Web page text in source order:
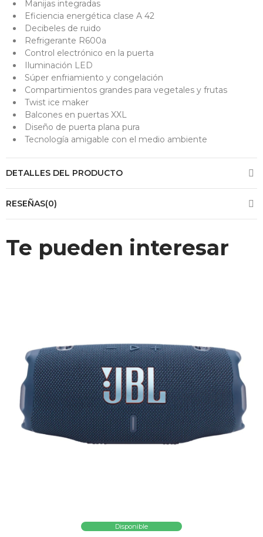
Manijas integradas
Eficiencia energética clase A 42
Decibeles de ruido
Refrigerante R600a
Control electrónico en la puerta
Iluminación LED
Súper enfriamiento y congelación
Compartimientos grandes para vegetales y frutas
Twist ice maker
Balcones en puertas XXL
Diseño de puerta plana pura
Tecnología amigable con el medio ambiente
DETALLES DEL PRODUCTO
RESEÑAS(0)
Te pueden interesar
Disponible